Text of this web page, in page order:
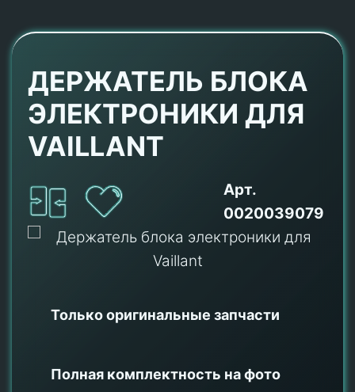
ДЕРЖАТЕЛЬ БЛОКА
ЭЛЕКТРОНИКИ ДЛЯ
VAILLANT
Арт.
0020039079
Только оригинальные запчасти
Полная комплектность на фото